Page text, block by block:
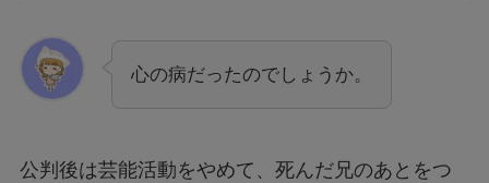
心の病だったのでしょうか。
公判後は芸能活動をやめて、死んだ兄のあとをつ